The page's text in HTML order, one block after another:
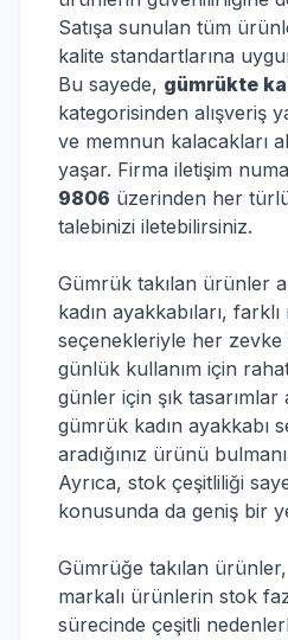
Satışa sunulan tüm
kalite standartlarına
Bu sayede, gümrükte
kategorisinden alışveriş
ve memnun kalacakları
yaşar. Firma iletişim
9806 üzerinden her
talebinizi iletebilirsiniz.
Gümrük takılan ürünler
kadın ayakkabıları,
seçenekleriyle her zevke
günlük kullanım için
günler için şık
gümrük kadın ayakkabı
aradığınız ürünü
Ayrıca, stok çeşitliliği
konusunda da geniş bir
Gümrüğe takılan
markalı ürünlerin stok
sürecinde çeşitli